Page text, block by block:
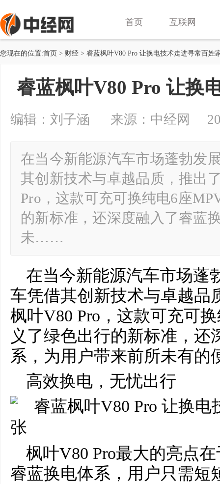
首页 互联网
您现在的位置:首页 > 财经 > 睿蓝枫叶V80 Pro 让换电技术走进寻常百姓
睿蓝枫叶V80 Pro 让换
编辑：刘子涵 来源：中经网
在当今新能源汽车市场蓬勃发
其创新技术与卓越品质，推
Pro，这款可充可换纯电6座
的新标准，还深度融入了睿蓝
未……
在当今新能源汽车市场蓬
车凭借其创新技术与卓越
枫叶V80 Pro，这款可充可
义了绿色出行的新标准，还
系，为用户带来前所未有的
高效换电，无忧出行
枫叶V80 Pro最大的亮点
睿蓝换电体系，用户只需短